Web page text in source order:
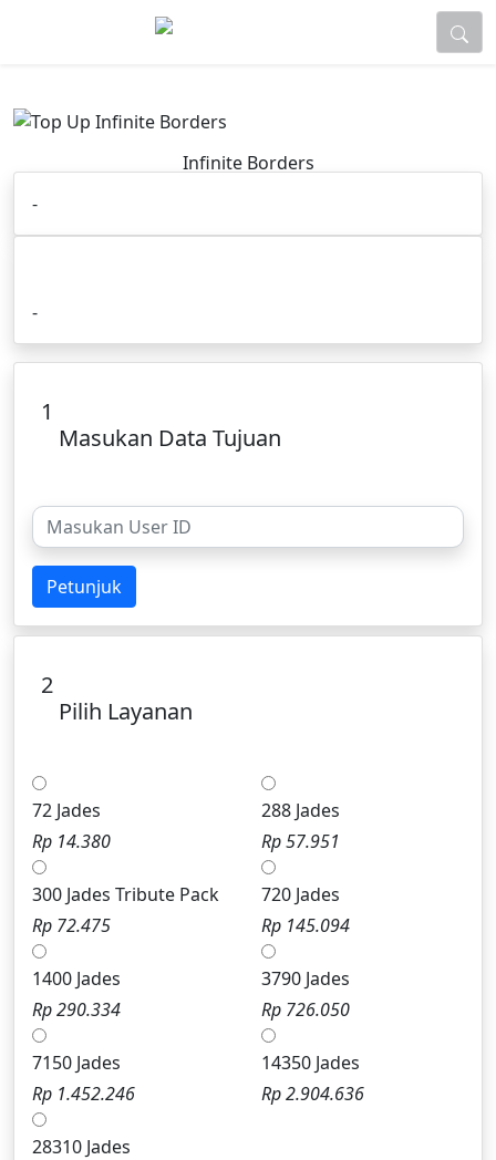
Infinite Borders
-
-
1
Masukan Data Tujuan
Petunjuk
2
Pilih Layanan
72 Jades
Rp 14.380
288 Jades
Rp 57.951
300 Jades Tribute Pack
Rp 72.475
720 Jades
Rp 145.094
1400 Jades
Rp 290.334
3790 Jades
Rp 726.050
7150 Jades
Rp 1.452.246
14350 Jades
Rp 2.904.636
28310 Jades